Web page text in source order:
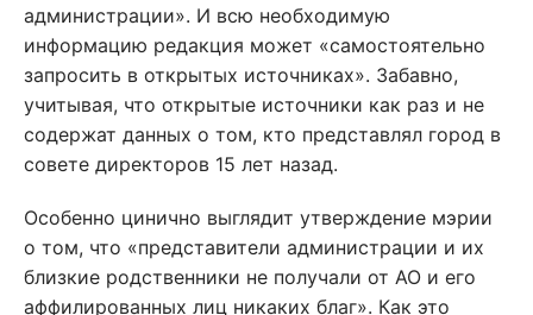
администрации». И всю необходимую
информацию редакция может «самостоятельно
запросить в открытых источниках». Забавно,
учитывая, что открытые источники как раз и не
содержат данных о том, кто представлял город в
совете директоров 15 лет назад.
Особенно цинично выглядит утверждение мэрии
о том, что «представители администрации и их
близкие родственники не получали от АО и его
аффилированных лиц никаких благ». Как это